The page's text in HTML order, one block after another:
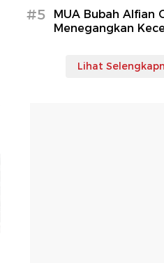
#5
MUA Bubah Alfian
Menegangkan
Lihat